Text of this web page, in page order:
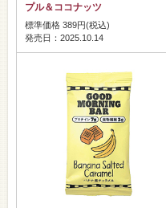
プル＆ココナッツ
標準価格 389円(税込)
発売日：2025.10.14